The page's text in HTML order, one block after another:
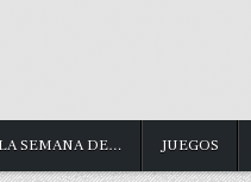
LA SEMANA DE… JUEGOS